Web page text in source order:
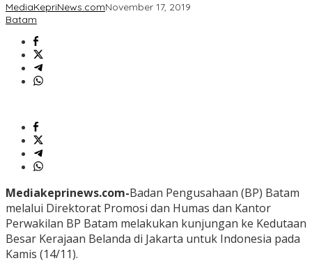
MediaKepriNews.comNovember 17, 2019
Batam
Mediakeprinews.com-Badan Pengusahaan (BP) Batam
melalui Direktorat Promosi dan Humas dan Kantor
Perwakilan BP Batam melakukan kunjungan ke Kedutaan
Besar Kerajaan Belanda di Jakarta untuk Indonesia pada
Kamis (14/11).